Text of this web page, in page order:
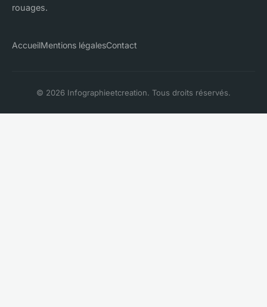
rouages.
AccueilMentions légalesContact
© 2026 Infographieetcreation. Tous droits réservés.